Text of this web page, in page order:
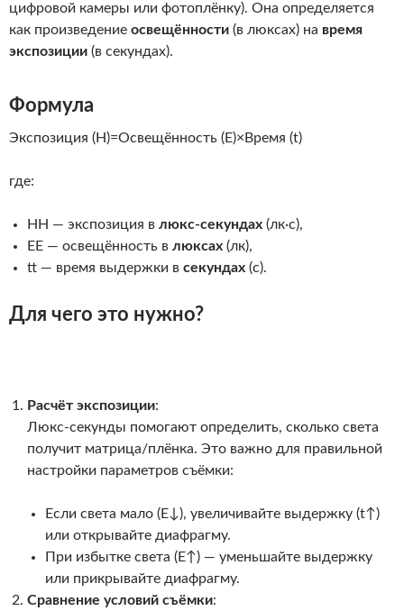
цифровой камеры или фотоплёнку). Она определяется
как произведение освещённости (в люксах) на время
экспозиции (в секундах).
Формула
Экспозиция (H)=Освещённость (E)×Время (t)
где:
H H — экспозиция в люкс-секундах (лк·с),
EE — освещённость в люксах (лк),
t — время выдержки в секундах (с).
Для чего это нужно?
Расчёт экспозиции:
Люкс-секунды помогают определить, сколько света
получит матрица/плёнка. Это важно для правильной
настройки параметров съёмки:
Если света мало (E↓), увеличивайте выдержку (t↑)
или открывайте диафрагму.
При избытке света (E↑) — уменьшайте выдержку
или прикрывайте диафрагму.
Сравнение условий съёмки: